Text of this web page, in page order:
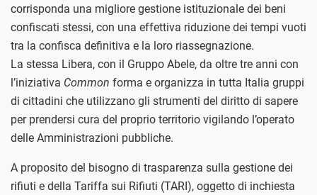
corrisponda una migliore gestione istituzionale dei beni
confiscati stessi, con una effettiva riduzione dei tempi vuoti
tra la confisca definitiva e la loro riassegnazione.
La stessa Libera, con il Gruppo Abele, da oltre tre anni con
l’iniziativa Common forma e organizza in tutta Italia gruppi
di cittadini che utilizzano gli strumenti del diritto di sapere
per prendersi cura del proprio territorio vigilando l’operato
delle Amministrazioni pubbliche.
A proposito del bisogno di trasparenza sulla gestione dei
rifiuti e della Tariffa sui Rifiuti (TARI), oggetto di inchiesta